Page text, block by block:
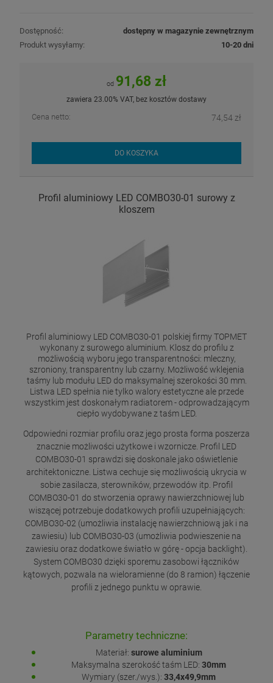
Dostępność:
dostępny w magazynie zewnętrznym
Produkt wysyłamy:
10-20 dni
od 91,68 zł
zawiera 23.00% VAT, bez kosztów dostawy
Cena netto: 74,54 zł
DO KOSZYKA
Profil aluminiowy LED COMBO30-01 surowy z
kloszem
Profil aluminiowy LED COMBO30-01 polskiej firmy TOPMET
wykonany z surowego aluminium. Klosz do profilu z
możliwością wyboru jego transparentności: mleczny,
szroniony, transparentny lub czarny. Możliwość wklejenia
taśmy lub modułu LED do maksymalnej szerokości 30 mm.
Listwa LED spełnia nie tylko walory estetyczne ale przede
wszystkim jest doskonałym radiatorem - odprowadzającym
ciepło wydobywane z taśm LED.
Odpowiedni rozmiar profilu oraz jego prosta forma poszerza
znacznie możliwości użytkowe i wzornicze. Profil LED
COMBO30-01 sprawdzi się doskonale jako oświetlenie
architektoniczne. Listwa cechuje się możliwością ukrycia w
sobie zasilacza, sterowników, przewodów itp. Profil
COMBO30-01 do stworzenia oprawy nawierzchniowej lub
wiszącej potrzebuje dodatkowych profili uzupełniających:
COMBO30-02 (umożliwia instalację nawierzchniową jak i na
zawiesiu) lub COMBO30-03 (umożliwia podwieszenie na
zawiesiu oraz dodatkowe światło w górę - opcja backlight).
System COMBO30 dzięki sporemu zasobowi łączników
kątowych, pozwala na wieloramienne (do 8 ramion) łączenie
profili z jednego punktu w oprawie.
Parametry techniczne:
Materiał: surowe aluminium
Maksymalna szerokość taśm LED: 30mm
Wymiary (szer./wys.): 33,4x49,9mm